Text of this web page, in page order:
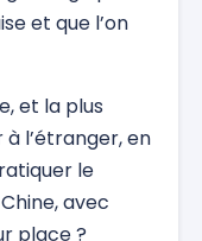
et que l’on
et la plus
l’étranger, en
le
avec
place ?